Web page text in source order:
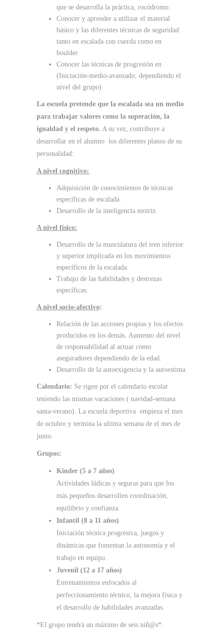
que se desarrolla la práctica, rocódromo.
Conocer y aprender a utilizar el material
básico y las diferentes técnicas de seguridad
tanto en escalada con cuerda como en
boulder.
Conocer las técnicas de progresión en
(Iniciación-medio-avanzado; dependiendo el
nivel del grupo)
La escuela pretende que la escalada sea un medio
para trabajar valores como la superación, la
igualdad y el respeto. A su vez, contribuye a
desarrollar en el alumno los diferentes planos de su
personalidad:
A nivel cognitivo:
Adquisición de conocimientos de técnicas
específicas de escalada.
Desarrollo de la inteligencia motriz.
A nivel físico:
Desarrollo de la musculatura del tren inferior
y superior implicada en los movimientos
específicos de la escalada.
Trabajo de las habilidades y destrezas
específicas.
A nivel socio-afectivo:
Relación de las acciones propias y los efectos
producidos en los demás. Aumento del nivel
de responsabilidad al actuar como
aseguradores dependiendo de la edad.
Desarrollo de la autoexigencia y la autoestima
Calendario: Se rigen por el calendario escolar
teniendo las mismas vacaciones ( navidad-semana
santa-verano). La escuela deportiva empieza el mes
de octubre y termina la ultima semana de el mes de
junio.
Grupos:
Kinder (5 a 7 años)
Actividades lúdicas y seguras para que los
más pequeños desarrollen coordinación,
equilibrio y confianza.
Infantil (8 a 11 años)
Iniciación técnica progresiva, juegos y
dinámicas que fomentan la autonomía y el
trabajo en equipo.
Juvenil (12 a 17 años)
Entrenamientos enfocados al
perfeccionamiento técnico, la mejora física y
el desarrollo de habilidades avanzadas.
*El grupo tendrá un máximo de seis niñ@s*.